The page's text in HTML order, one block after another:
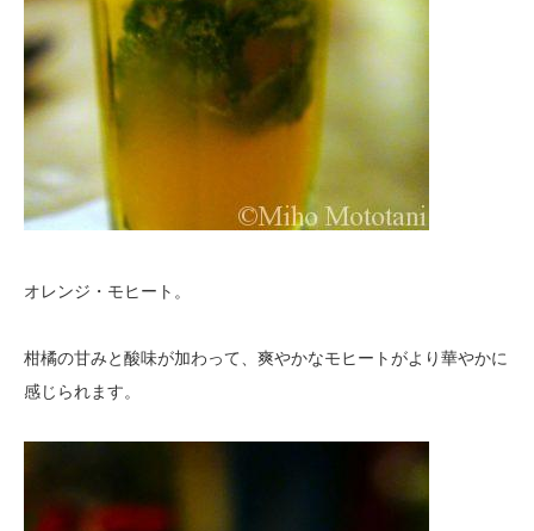
オレンジ・モヒート。
柑橘の甘みと酸味が加わって、爽やかなモヒートがより華やかに
感じられます。